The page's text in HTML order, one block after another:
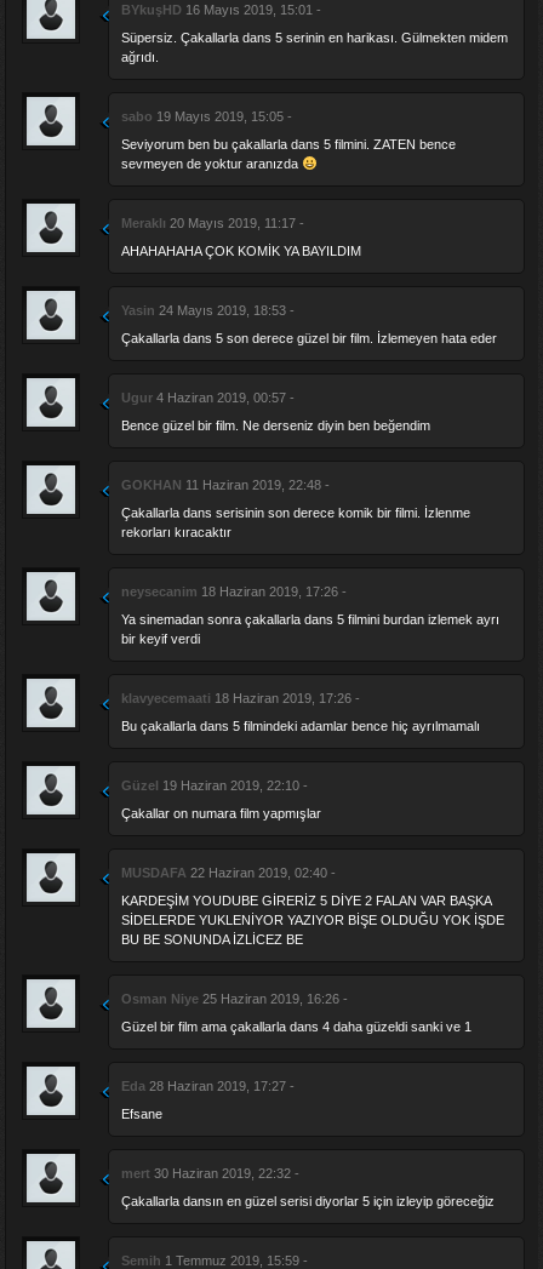
BYkuşHD 16 Mayıs 2019, 15:01 -
Süpersiz. Çakallarla dans 5 serinin en harikası. Gülmekten midem
ağrıdı.
sabo 19 Mayıs 2019, 15:05 -
Seviyorum ben bu çakallarla dans 5 filmini. ZATEN bence
sevmeyen de yoktur aranızda
Meraklı 20 Mayıs 2019, 11:17 -
AHAHAHAHA ÇOK KOMİK YA BAYILDIM
Yasin 24 Mayıs 2019, 18:53 -
Çakallarla dans 5 son derece güzel bir film. İzlemeyen hata eder
Ugur 4 Haziran 2019, 00:57 -
Bence güzel bir film. Ne derseniz diyin ben beğendim
GOKHAN 11 Haziran 2019, 22:48 -
Çakallarla dans serisinin son derece komik bir filmi. İzlenme
rekorları kıracaktır
neysecanim 18 Haziran 2019, 17:26 -
Ya sinemadan sonra çakallarla dans 5 filmini burdan izlemek ayrı
bir keyif verdi
klavyecemaati 18 Haziran 2019, 17:26 -
Bu çakallarla dans 5 filmindeki adamlar bence hiç ayrılmamalı
Güzel 19 Haziran 2019, 22:10 -
Çakallar on numara film yapmışlar
MUSDAFA 22 Haziran 2019, 02:40 -
KARDEŞİM YOUDUBE GİRERİZ 5 DİYE 2 FALAN VAR BAŞKA
SİDELERDE YUKLENİYOR YAZIYOR BİŞE OLDUĞU YOK İŞDE
BU BE SONUNDA İZLİCEZ BE
Osman Niye 25 Haziran 2019, 16:26 -
Güzel bir film ama çakallarla dans 4 daha güzeldi sanki ve 1
Eda 28 Haziran 2019, 17:27 -
Efsane
mert 30 Haziran 2019, 22:32 -
Çakallarla dansın en güzel serisi diyorlar 5 için izleyip göreceğiz
Semih 1 Temmuz 2019, 15:59 -